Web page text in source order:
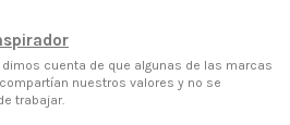
cuenta de que algunas de las marcas
nuestros valores y no se
trabajar.